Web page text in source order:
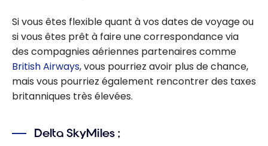
Si vous êtes flexible quant à vos dates de voyage ou
si vous êtes prêt à faire une correspondance via
des compagnies aériennes partenaires comme
British Airways, vous pourriez avoir plus de chance,
mais vous pourriez également rencontrer des taxes
britanniques très élevées.
Delta SkyMiles ;